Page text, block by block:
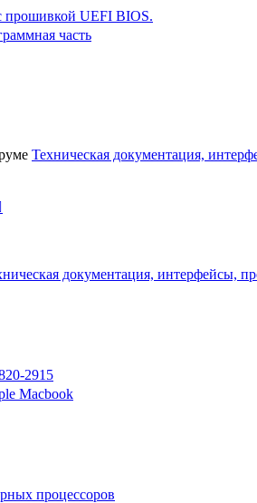
прошивкой UEFI BIOS.
часть
Техническая документация,
документация, интерфейсы,
2915
Macbook
процессоров